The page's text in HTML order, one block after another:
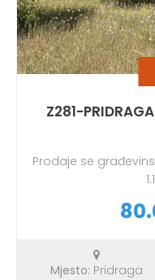
Z281-
Prodaje se
Mjesto: Pridraga